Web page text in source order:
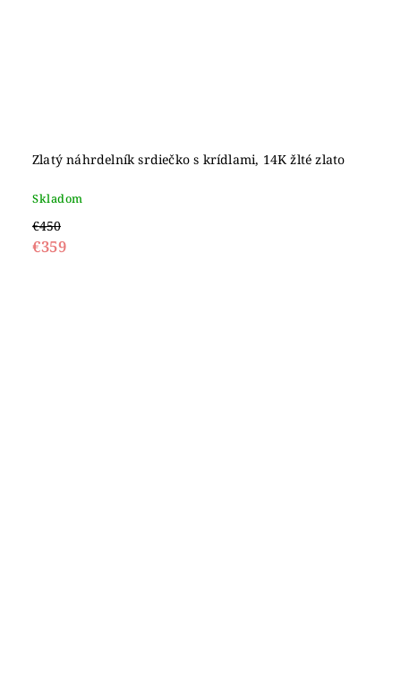
Zlatý náhrdelník srdiečko s krídlami, 14K žlté zlato
Skladom
€450
€359